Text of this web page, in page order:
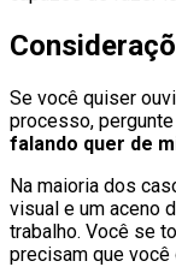
Se você quiser
processo,
falando quer de
Na maioria dos
visual e um aceno
trabalho. Você se
precisam que